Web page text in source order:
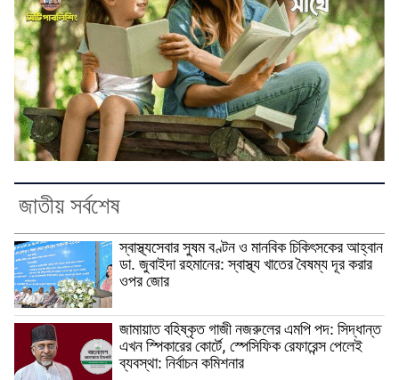
জাতীয় সর্বশেষ
স্বাস্থ্যসেবার সুষম বণ্টন ও মানবিক চিকিৎসকের আহ্বান
ডা. জুবাইদা রহমানের: স্বাস্থ্য খাতের বৈষম্য দূর করার
ওপর জোর
জামায়াত বহিষ্কৃত গাজী নজরুলের এমপি পদ: সিদ্ধান্ত
এখন স্পিকারের কোর্টে, স্পেসিফিক রেফারেন্স পেলেই
ব্যবস্থা: নির্বাচন কমিশনার